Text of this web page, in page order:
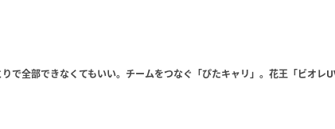
りで全部できなくてもいい。チームをつなぐ「ぴたキャリ」。花王「ビオレ